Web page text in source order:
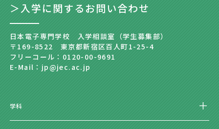
＞入学に関するお問い合わせ
日本電子専門学校 入学相談室（学生募集部）
〒169-8522 東京都新宿区百人町1-25-4
フリーコール：0120-00-9691
E-Mail：jp@jec.ac.jp
学科